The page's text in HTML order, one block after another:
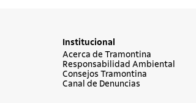
Institucional
Acerca de Tramontina
Responsabilidad Ambiental
Consejos Tramontina
Canal de Denuncias